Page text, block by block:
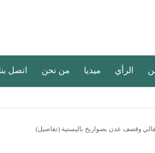
الرأي ميديا من نحن اتصل
وقصف عدن بصواريخ باليستية (تفاصيل)